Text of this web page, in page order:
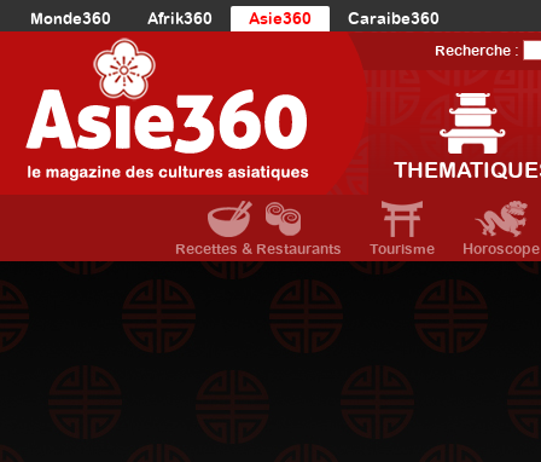
Monde360 Afrik360 Asie360
Caraibe360
Europe360
AmériqueDuNord360
Océanie360
Recherche :
Recettes & Restaurants Tourisme Horoscope